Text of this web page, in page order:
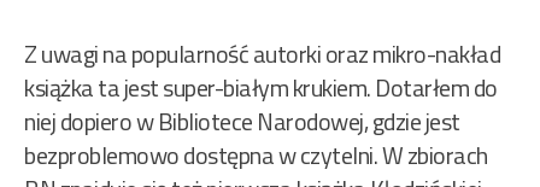
Z uwagi na popularność autorki oraz mikro-nakład
książka ta jest super-białym krukiem. Dotarłem do
niej dopiero w Bibliotece Narodowej, gdzie jest
bezproblemowo dostępna w czytelni. W zbiorach